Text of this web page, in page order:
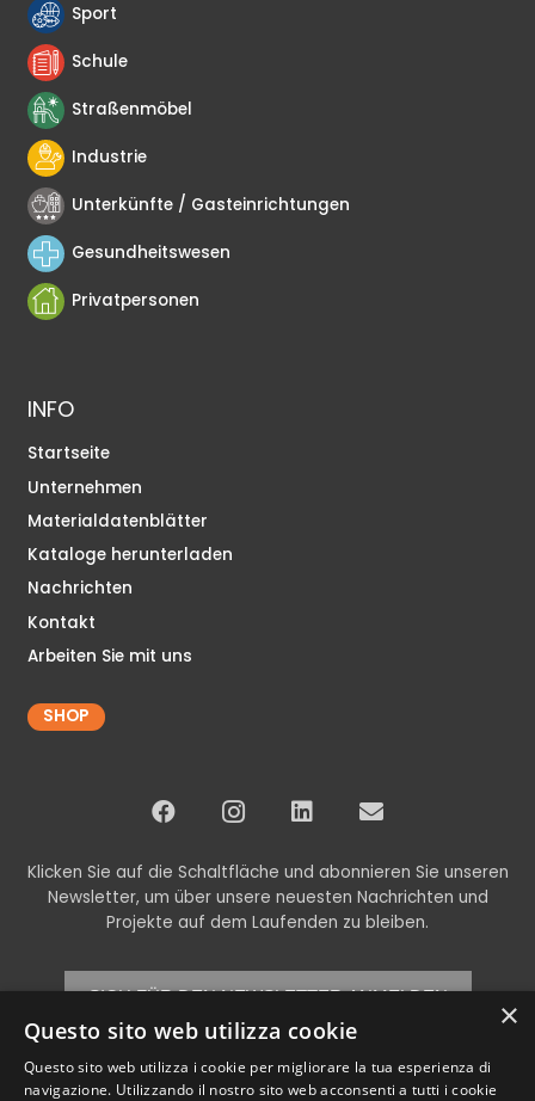
Sport
Schule
Straßenmöbel
Industrie
Unterkünfte / Gasteinrichtungen
Gesundheitswesen
Privatpersonen
INFO
Startseite
Unternehmen
Materialdatenblätter
Kataloge herunterladen
Nachrichten
Kontakt
Arbeiten Sie mit uns
SHOP
Klicken Sie auf die Schaltfläche und abonnieren Sie unseren
Newsletter, um über unsere neuesten Nachrichten und
Projekte auf dem Laufenden zu bleiben.
SICH FÜR DEN NEWSLETTER ANMELDEN ×
Questo sito web utilizza cookie
Questo sito web utilizza i cookie per migliorare la tua esperienza di
navigazione. Utilizzando il nostro sito web acconsenti a tutti i cookie